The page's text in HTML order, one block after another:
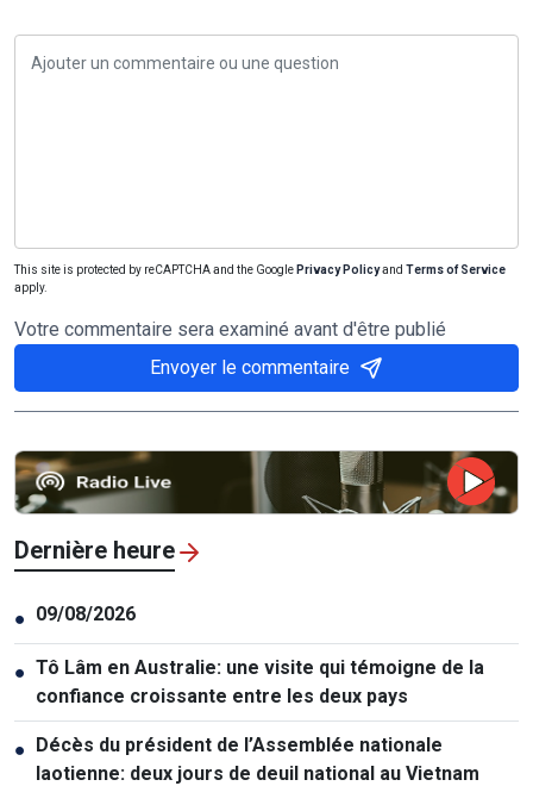
This site is protected by reCAPTCHA and the Google Privacy Policyand Terms of Service
apply.
Votre commentaire sera examiné avant d'être publié
Envoyer le commentaire
Dernière heure
● 09/08/2026
● Tô Lâm en Australie: une visite qui témoigne de la
confiance croissante entre les deux pays
● Décès du président de l’Assemblée nationale
laotienne: deux jours de deuil national au Vietnam